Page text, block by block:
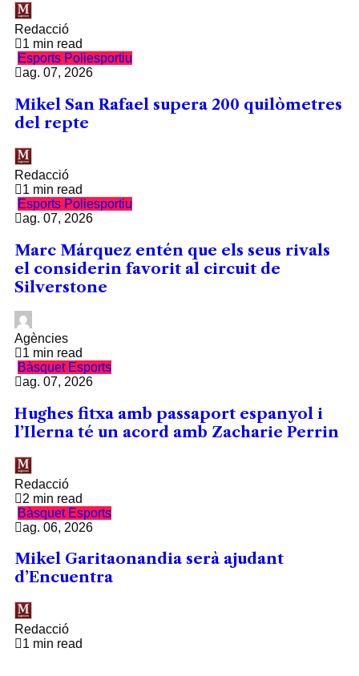
Redacció
1 min read
Esports Poliesportiu
ag. 07, 2026
Mikel San Rafael supera 200 quilòmetres
del repte
Redacció
1 min read
Esports Poliesportiu
ag. 07, 2026
Marc Márquez entén que els seus rivals
el considerin favorit al circuit de
Silverstone
Agències
1 min read
Bàsquet Esports
ag. 07, 2026
Hughes fitxa amb passaport espanyol i
l’Ilerna té un acord amb Zacharie Perrin
Redacció
2 min read
Bàsquet Esports
ag. 06, 2026
Mikel Garitaonandia serà ajudant
d’Encuentra
Redacció
1 min read